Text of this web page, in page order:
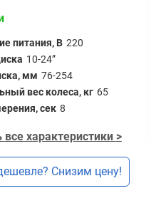
питания, В 220
10-24”
мм 76-254
вес колеса, кг 65
сек 8
характеристики >
Снизим цену!